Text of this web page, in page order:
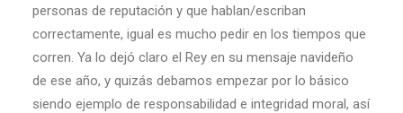
personas de reputación y que hablan/escriban
correctamente, igual es mucho pedir en los tiempos que
corren. Ya lo dejó claro el Rey en su mensaje navideño
de ese año, y quizás debamos empezar por lo básico
siendo ejemplo de responsabilidad e integridad moral, así